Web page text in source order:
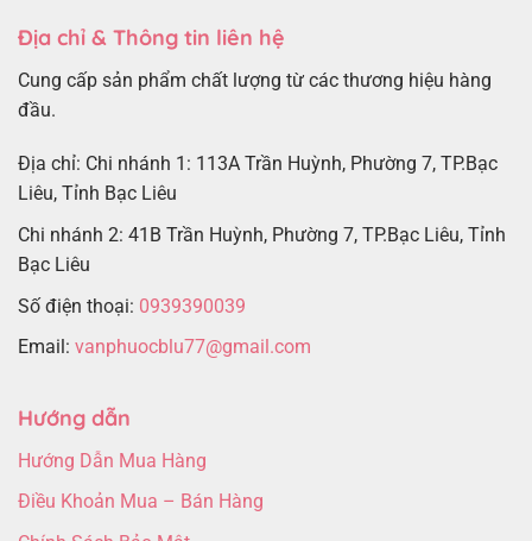
Địa chỉ & Thông tin liên hệ
Cung cấp sản phẩm chất lượng từ các thương hiệu hàng
đầu.
Địa chỉ: Chi nhánh 1: 113A Trần Huỳnh, Phường 7, TP.Bạc
Liêu, Tỉnh Bạc Liêu
Chi nhánh 2: 41B Trần Huỳnh, Phường 7, TP.Bạc Liêu, Tỉnh
Bạc Liêu
Số điện thoại: 0939390039
Email: vanphuocblu77@gmail.com
Hướng dẫn
Hướng Dẫn Mua Hàng
Điều Khoản Mua – Bán Hàng